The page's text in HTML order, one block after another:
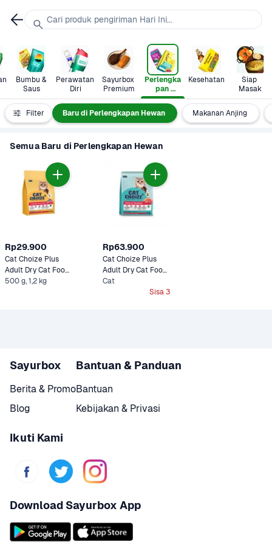
Bumbu &
Saus
Perawatan
Diri
Sayurbox
Premium
Perlengka
pan
Hewan
Kesehatan
Siap
Masak
Filter
Semua Baru di Perlengkapan Hewan Makanan Anjing
Semua Baru di Perlengkapan Hewan
Rp29.900
Cat Choize Plus
Adult Dry Cat Food
Tuna & Mackerel
500 g, 1,2 kg
Rp63.900
Cat Choize Plus
Adult Dry Cat Food
Tuna & Salmon 1,2
Cat
Sisa 3
Sayurbox
Berita & Promo
Blog
Bantuan & Panduan
Bantuan
Kebijakan & Privasi
Ikuti Kami
Download Sayurbox App
Cari produk pengiriman Hari Ini...